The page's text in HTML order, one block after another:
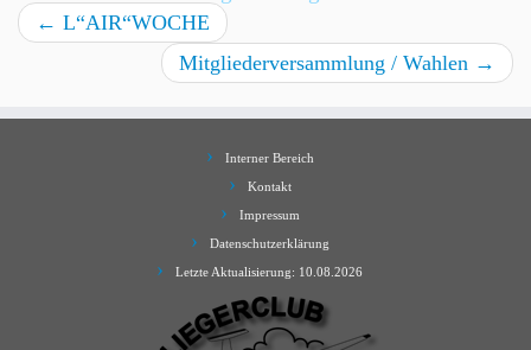
← L“AIR“WOCHE
Mitgliederversammlung / Wahlen →
Interner Bereich
Kontakt
Impressum
Datenschutzerklärung
Letzte Aktualisierung: 10.08.2026